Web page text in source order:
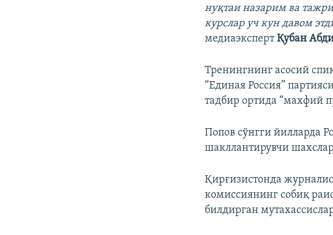
нуқтаи назарим ва
курслар уч кун давом
медиаэкспертҚубан
Тренингнинг асосий
“Единая Россия”
тадбир ортида “махфий
Попов сўнгги йилларда
шакллантирувчи
Қирғизистонда
комиссиянинг собиқ
билдирган